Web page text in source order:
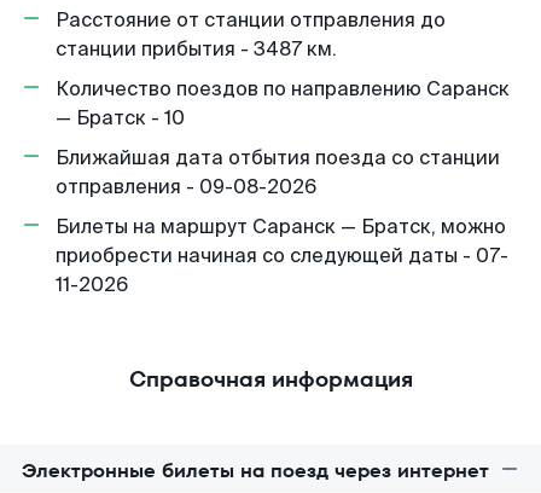
Расстояние от станции отправления до
станции прибытия - 3487 км.
Количество поездов по направлению Саранск
— Братск - 10
Ближайшая дата отбытия поезда со станции
отправления - 09-08-2026
Билеты на маршрут Саранск — Братск, можно
приобрести начиная со следующей даты - 07-
11-2026
Справочная информация
Электронные билеты на поезд через интернет